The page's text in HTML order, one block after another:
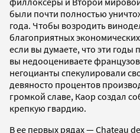
были почти полностью
года. Чтобы возродить
благоприятных
если вы думаете, что эти годы
вы недооцениваете
негоцианты спекулировали
девяносто процентов
громкой славе, Каор создал
крепкую гвардию.
В ее первых рядах — Chateau